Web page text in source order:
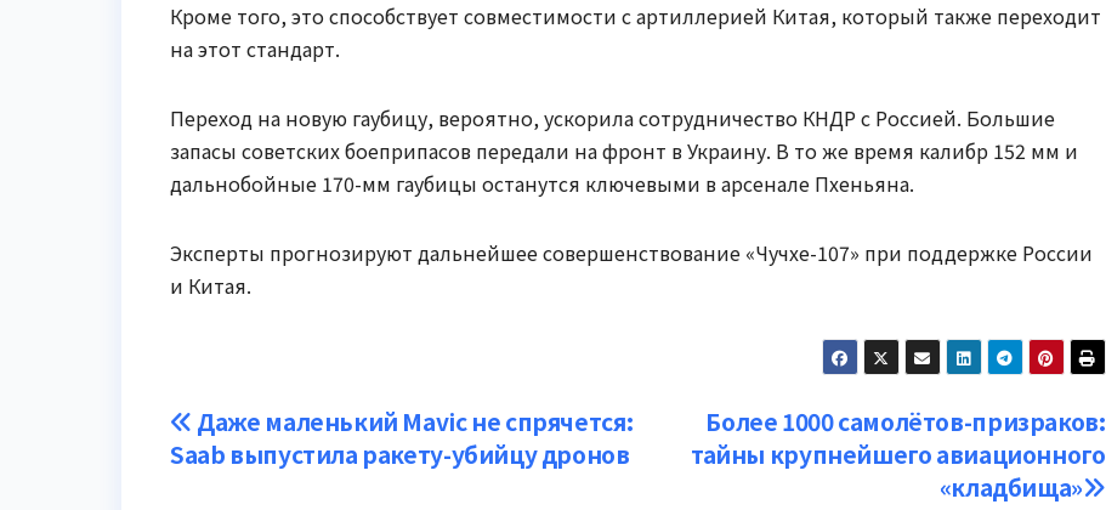
Кроме того, это способствует совместимости с артиллерией Китая, который также переходит
на этот стандарт.
Переход на новую гаубицу, вероятно, ускорила сотрудничество КНДР с Россией. Большие
запасы советских боеприпасов передали на фронт в Украину. В то же время калибр 152 мм и
дальнобойные 170-мм гаубицы останутся ключевыми в арсенале Пхеньяна.
Эксперты прогнозируют дальнейшее совершенствование «Чучхе-107» при поддержке России
и Китая.
Навигация
по
Более 1000 самолётов-призраков:
тайны крупнейшего авиационного
«кладбища»
Даже маленький Mavic не спрячется:
Saab выпустила ракету-убийцу дронов